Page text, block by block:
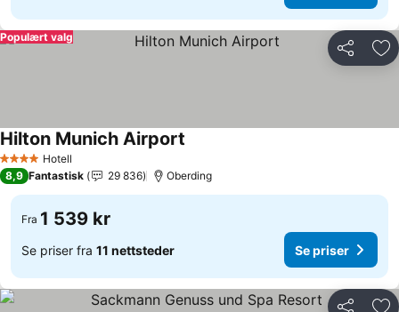
Del
Populært valg
4 StjernerHotell
Hilton Munich Airport
8,9 Fantastisk 29 836 Oberding
Fra 1 539 kr
Se priser fra 11 nettsteder Se priser